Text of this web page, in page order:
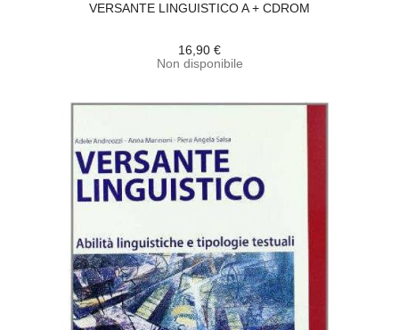
VERSANTE LINGUISTICO A + CDROM
16,90 €
Non disponibile